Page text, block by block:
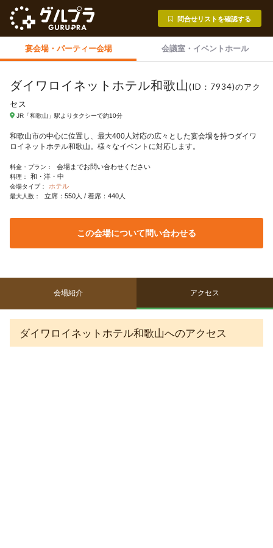
問合せリストを確認する
宴会場・ パーティー会場 会議室・ イベントホール
ダイワロイネットホテル和歌山(ID：7934)のアク
セス
JR「和歌山」駅よりタクシーで約10分
和歌山市の中心に位置し、最大400人対応の広々とした宴会場を持つダイワ
ロイネットホテル和歌山。様々なイベントに対応します。
料金・プラン： 会場までお問い合わせください
料理： 和・洋・中
会場タイプ： ホテル
最大人数： 立席：550人 / 着席：440人
この会場について問い合わせる
会場紹介 アクセス
ダイワロイネットホテル和歌山へのアクセス